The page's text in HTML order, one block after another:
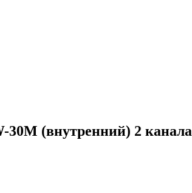
30M (внутренний) 2 канала